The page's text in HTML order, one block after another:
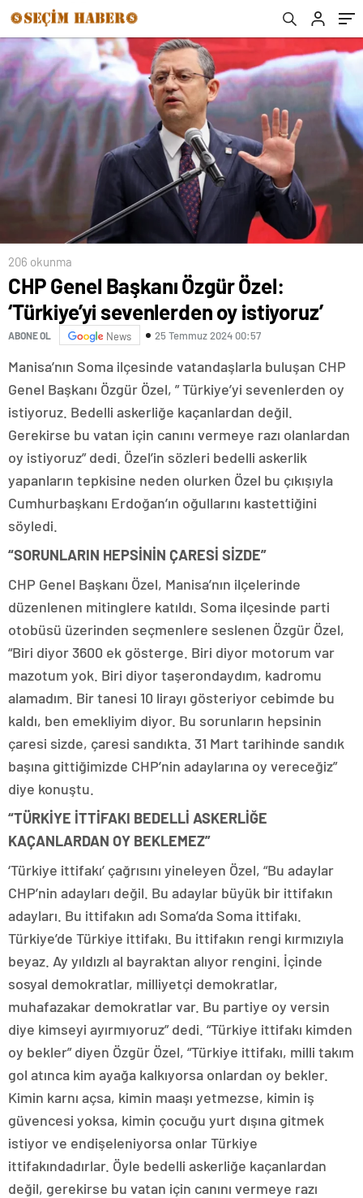
206 okunma
CHP Genel Başkanı Özgür Özel:
‘Türkiye’yi sevenlerden oy istiyoruz’
ABONE OL News 25 Temmuz 2024 00:57
Manisa’nın Soma ilçesinde vatandaşlarla buluşan CHP
Genel Başkanı Özgür Özel, ” Türkiye’yi sevenlerden oy
istiyoruz. Bedelli askerliğe kaçanlardan değil.
Gerekirse bu vatan için canını vermeye razı olanlardan
oy istiyoruz” dedi. Özel’in sözleri bedelli askerlik
yapanların tepkisine neden olurken Özel bu çıkışıyla
Cumhurbaşkanı Erdoğan’ın oğullarını kastettiğini
söyledi.
“SORUNLARIN HEPSİNİN ÇARESİ SİZDE”
CHP Genel Başkanı Özel, Manisa’nın ilçelerinde
düzenlenen mitinglere katıldı. Soma ilçesinde parti
otobüsü üzerinden seçmenlere seslenen Özgür Özel,
“Biri diyor 3600 ek gösterge. Biri diyor motorum var
mazotum yok. Biri diyor taşerondaydım, kadromu
alamadım. Bir tanesi 10 lirayı gösteriyor cebimde bu
kaldı, ben emekliyim diyor. Bu sorunların hepsinin
çaresi sizde, çaresi sandıkta. 31 Mart tarihinde sandık
başına gittiğimizde CHP’nin adaylarına oy vereceğiz”
diye konuştu.
“TÜRKİYE İTTİFAKI BEDELLİ ASKERLİĞE
KAÇANLARDAN OY BEKLEMEZ”
‘Türkiye ittifakı’ çağrısını yineleyen Özel, “Bu adaylar
CHP’nin adayları değil. Bu adaylar büyük bir ittifakın
adayları. Bu ittifakın adı Soma’da Soma ittifakı.
Türkiye’de Türkiye ittifakı. Bu ittifakın rengi kırmızıyla
beyaz. Ay yıldızlı al bayraktan alıyor rengini. İçinde
sosyal demokratlar, milliyetçi demokratlar,
muhafazakar demokratlar var. Bu partiye oy versin
diye kimseyi ayırmıyoruz” dedi. “Türkiye ittifakı kimden
oy bekler” diyen Özgür Özel, “Türkiye ittifakı, milli takım
gol atınca kim ayağa kalkıyorsa onlardan oy bekler.
Kimin karnı açsa, kimin maaşı yetmezse, kimin iş
güvencesi yoksa, kimin çocuğu yurt dışına gitmek
istiyor ve endişeleniyorsa onlar Türkiye
ittifakındadırlar. Öyle bedelli askerliğe kaçanlardan
değil, gerekirse bu vatan için canını vermeye razı